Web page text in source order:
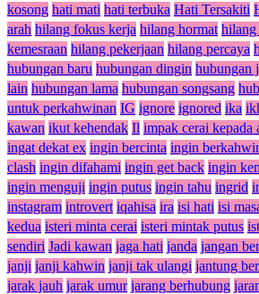
kosong hati mati hati terbuka Hati Tersakiti
arah hilang fokus kerja hilang hormat hilang
kemesraan hilang pekerjaan hilang percaya
hubungan baru hubungan dingin hubungan
lain hubungan lama hubungan songsang
untuk perkahwinan IG ignore ignored ika
kawan ikut kehendak Il impak cerai kepada
ingat dekat ex ingin bercinta ingin
clash ingin difahami ingin get back ingin
ingin menguji ingin putus ingin tahu ingrid
instagram introvert iqahisa ira isi hati isi
kedua isteri minta cerai isteri mintak putus
sendiri Jadi kawan jaga hati janda jangan
janji janji kahwin janji tak ulangi jantung
jarak jauh jarak umur jarang berhubung